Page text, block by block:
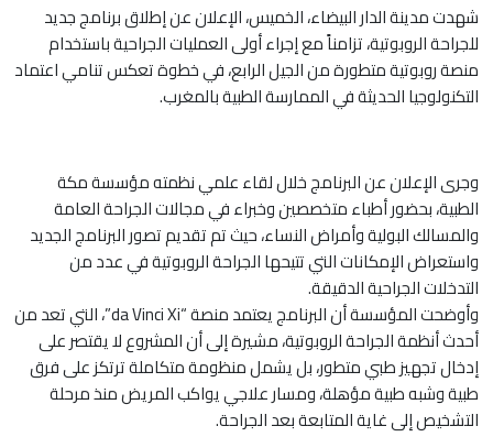
شهدت مدينة الدار البيضاء، الخميس، الإعلان عن إطلاق برنامج جديد
للجراحة الروبوتية، تزامناً مع إجراء أولى العمليات الجراحية باستخدام
منصة روبوتية متطورة من الجيل الرابع، في خطوة تعكس تنامي اعتماد
التكنولوجيا الحديثة في الممارسة الطبية بالمغرب.
وجرى الإعلان عن البرنامج خلال لقاء علمي نظمته مؤسسة مكة
الطبية، بحضور أطباء متخصصين وخبراء في مجالات الجراحة العامة
والمسالك البولية وأمراض النساء، حيث تم تقديم تصور البرنامج الجديد
واستعراض الإمكانات التي تتيحها الجراحة الروبوتية في عدد من
التدخلات الجراحية الدقيقة.
وأوضحت المؤسسة أن البرنامج يعتمد منصة “da Vinci Xi”، التي تعد من
أحدث أنظمة الجراحة الروبوتية، مشيرة إلى أن المشروع لا يقتصر على
إدخال تجهيز طبي متطور، بل يشمل منظومة متكاملة ترتكز على فرق
طبية وشبه طبية مؤهلة، ومسار علاجي يواكب المريض منذ مرحلة
التشخيص إلى غاية المتابعة بعد الجراحة.